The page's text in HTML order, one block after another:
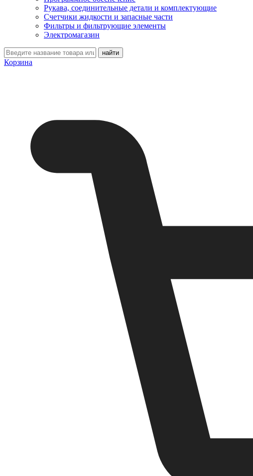
Рукава, соединительные детали и комплектующие
Счетчики жидкости и запасные части
Фильтры и фильтрующие элементы
Электромагазин
Корзина